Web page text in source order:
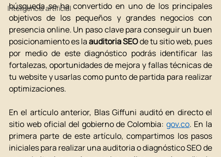
Inteligencia artificial
búsqueda se ha convertido en uno de los principales
objetivos de los pequeños y grandes negocios con
presencia online. Un paso clave para conseguir un buen
posicionamiento es la auditoria SEO de tu sitio web, pues
por medio de este diagnóstico podrás identificar las
fortalezas, oportunidades de mejora y fallas técnicas de
tu website y usarlas como punto de partida para realizar
optimizaciones.
En el artículo anterior, Blas Giffuni auditó en directo el
sitio web oficial del gobierno de Colombia: gov.co. En la
primera parte de este artículo, compartimos los pasos
iniciales para realizar una auditoria o diagnóstico SEO de